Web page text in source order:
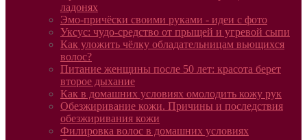
ладонях
Эмо-причёски своими руками - идеи с фото
Уксус: чудо-средство от прыщей и угревой сыпи
Как уложить чёлку обладательницам вьющихся
волос?
Питание женщины после 50 лет: красота берет
второе дыхание
Как в домашних условиях омолодить кожу рук
Обезжиривание кожи. Причины и последствия
обезжиривания кожи
Филировка волос в домашних условиях